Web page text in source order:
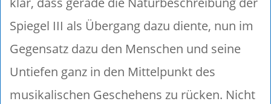
Spiegel III als Übergang dazu diente, nun im
Gegensatz dazu den Menschen und seine
Untiefen ganz in den Mittelpunkt des
musikalischen Geschehens zu rücken. Nicht